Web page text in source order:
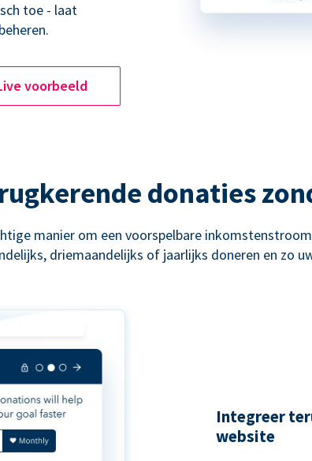
toe - laat
voorbeeld
donaties
manier om een voorspelbare
driemaandelijks of jaarlijks doneren en zo
Integreer
website